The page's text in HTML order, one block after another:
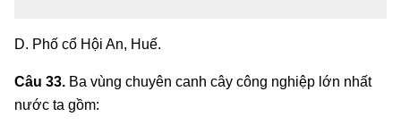
D. Phố cổ Hội An, Huế.
Câu 33. Ba vùng chuyên canh cây công nghiệp lớn nhất
nước ta gồm: